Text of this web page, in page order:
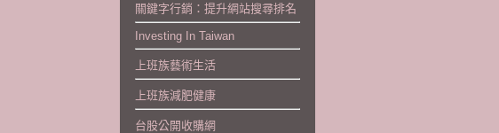
關鍵字行銷：提升網站搜尋排名
Investing In Taiwan
上班族藝術生活
上班族減肥健康
台股公開收購網